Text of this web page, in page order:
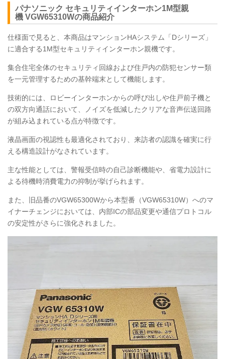
パナソニック セキュリティインターホン1M型親
機 VGW65310Wの商品紹介
仕様面で見ると、本商品はマンションHAシステム「Dシリーズ」
に適合する1M型セキュリティインターホン親機です。
集合住宅全体のセキュリティ回線および住戸内の防犯センサー類
を一元管理するための基幹端末として機能します。
技術的には、ロビーインターホンからの呼び出しや住戸前子機と
の双方向通話において、ノイズを低減したクリアな音声伝送回路
が組み込まれている点が特徴です。
液晶画面の視認性も最適化されており、来訪者の認識を確実に行
える構造設計がなされています。
主な性能としては、警報受信時の自己診断機能や、省電力設計に
よる待機時消費電力の抑制が挙げられます。
また、旧品番のVGW65300Wから本型番（VGW65310W）へのマ
イナーチェンジにおいては、内部ICの部品変更や通信プロトコル
の安定性がさらに強化されました。